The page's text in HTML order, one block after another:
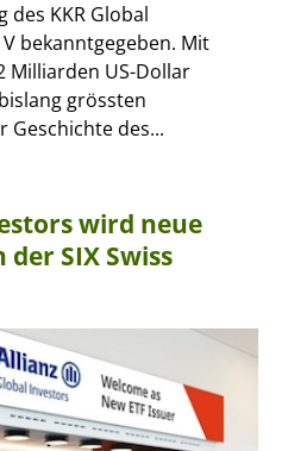
des KKR Global
bekanntgegeben. Mit
Milliarden US-Dollar
grössten
des...
wird neue
SIX Swiss